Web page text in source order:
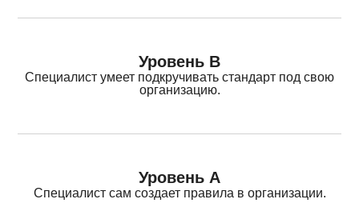
Уровень В
Специалист умеет подкручивать стандарт под свою
организацию.
Уровень А
Специалист сам создает правила в организации.